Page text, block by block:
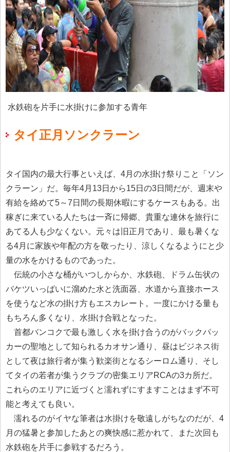
水鉄砲を片手に水掛けに参加する青年
タイ正月ソンクラーン
タイ国内の最大行事といえば、4月の水掛け祭りこと「ソン
クラーン」だ。毎年4月13日から15日の3日間だが、週末や
有給を絡めて5～7日間の長期休暇にするケースもある。出
稼ぎに来ている人たちは一斉に帰郷、貴重な連休を旅行に
あてる人も少なくない。元々は旧正月であり、最も暑くな
る4月に家族や年配の方を敬ったり、涼しくなるようにと少
量の水をかけるものであった。
伝統の小さな桶がいつしからか、水鉄砲、ドラム缶状の
バケツいっぱいに溜めた水と洗面器、水道から直接ホース
を使うなど水の掛け方もエスカレート。一度にかける量も
もちろん多くなり、水掛け合戦となった。
首都バンコクで最も激しく水を掛け合うのがバックパッ
カーの聖地として知られるカオサン通り、昼はビジネス街
として夜は旅行者が集う歓楽街となるシーロム通り、そし
てタイの若者が集うクラブの密集エリアRCAの3カ所だ。
これらのエリアに近づくと濡れずにすますことはまず不可
能と考えても良い。
濡れるのがイヤな筆者は水掛けを敬遠しがちなのだが、4
月の猛暑と参加したあとの爽快感に惹かれて、また次回も
水鉄砲を片手に参戦するだろう。